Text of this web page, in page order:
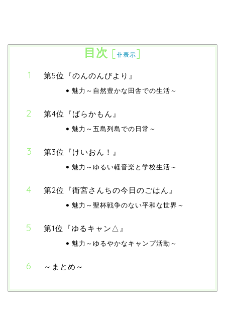
目次 [非表示]
第5位『のんのんびより』
魅力～自然豊かな田舎での生活～
第4位『ばらかもん』
魅力～五島列島での日常～
第3位『けいおん！』
魅力～ゆるい軽音楽と学校生活～
第2位『衛宮さんちの今日のごはん』
魅力～聖杯戦争のない平和な世界～
第1位『ゆるキャン△』
魅力～ゆるやかなキャンプ活動～
～まとめ～